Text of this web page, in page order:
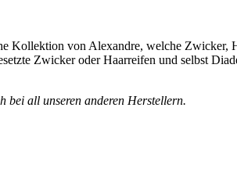
Kollektion von Alexandre, welche Zwicker,
Zwicker oder Haarreifen und selbst
bei all unseren anderen Herstellern.